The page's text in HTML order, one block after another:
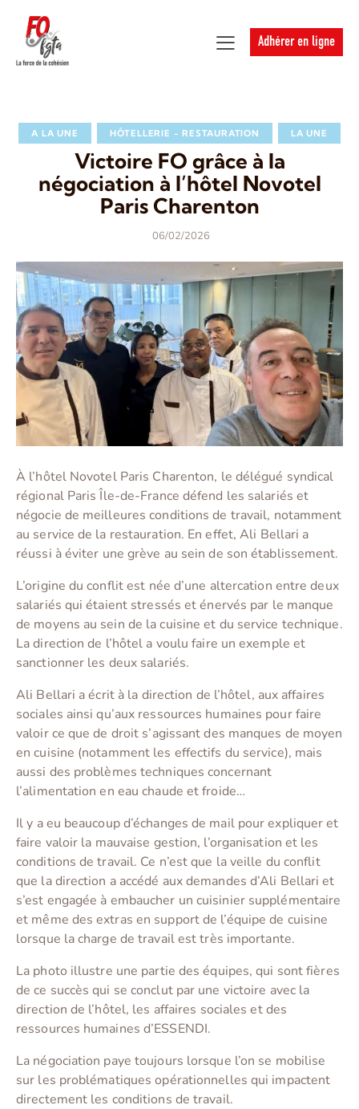
Adhérer en ligne
A LA UNE HÔTELLERIE - RESTAURATION LA UNE
Victoire FO grâce à la
négociation à l’hôtel Novotel
Paris Charenton
06/02/2026
À l’hôtel Novotel Paris Charenton, le délégué syndical
régional Paris Île-de-France défend les salariés et
négocie de meilleures conditions de travail, notamment
au service de la restauration. En effet, Ali Bellari a
réussi à éviter une grève au sein de son établissement.
L’origine du conflit est née d’une altercation entre deux
salariés qui étaient stressés et énervés par le manque
de moyens au sein de la cuisine et du service technique.
La direction de l’hôtel a voulu faire un exemple et
sanctionner les deux salariés.
Ali Bellari a écrit à la direction de l’hôtel, aux affaires
sociales ainsi qu’aux ressources humaines pour faire
valoir ce que de droit s’agissant des manques de moyen
en cuisine (notamment les effectifs du service), mais
aussi des problèmes techniques concernant
l’alimentation en eau chaude et froide…
Il y a eu beaucoup d’échanges de mail pour expliquer et
faire valoir la mauvaise gestion, l’organisation et les
conditions de travail. Ce n’est que la veille du conflit
que la direction a accédé aux demandes d’Ali Bellari et
s’est engagée à embaucher un cuisinier supplémentaire
et même des extras en support de l’équipe de cuisine
lorsque la charge de travail est très importante.
La photo illustre une partie des équipes, qui sont fières
de ce succès qui se conclut par une victoire avec la
direction de l’hôtel, les affaires sociales et des
ressources humaines d’ESSENDI.
La négociation paye toujours lorsque l’on se mobilise
sur les problématiques opérationnelles qui impactent
directement les conditions de travail.